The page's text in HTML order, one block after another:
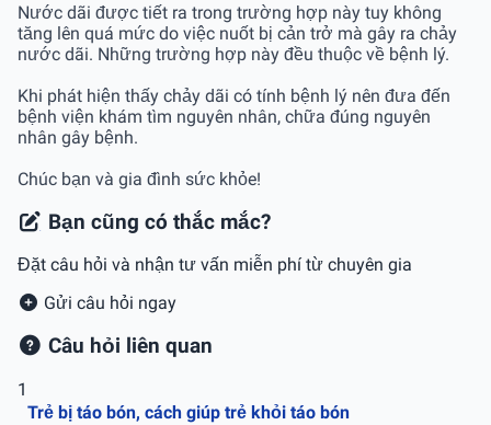
Nước dãi được tiết ra trong trường hợp này tuy không
tăng lên quá mức do việc nuốt bị cản trở mà gây ra chảy
nước dãi. Những trường hợp này đều thuộc về bệnh lý.
Khi phát hiện thấy chảy dãi có tính bệnh lý nên đưa đến
bệnh viện khám tìm nguyên nhân, chữa đúng nguyên
nhân gây bệnh.
Chúc bạn và gia đình sức khỏe!
Bạn cũng có thắc mắc?
Đặt câu hỏi và nhận tư vấn miễn phí từ chuyên gia
Gửi câu hỏi ngay
Câu hỏi liên quan
1
Trẻ bị táo bón, cách giúp trẻ khỏi táo bón